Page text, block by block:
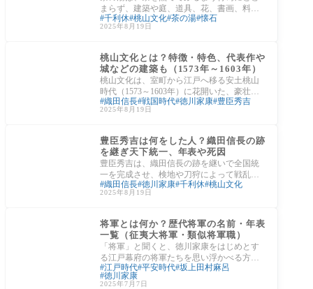
まらず、建築や庭、道具、花、書画、料
理、作法までを統合する日本独自の総合芸
術です。
千利休 桃山文化 茶の湯 懐石
2025年8月19日
桃山文化とは？特徴・特色、代表作や
城などの建築も（1573年～1603年）
桃山文化は、室町から江戸へ移る安土桃山
時代（1573～1603年）に花開いた、豪壮華
麗と国際性が交差する文化です。信長・秀
吉の統一
織田信長 戦国時代 徳川家康 豊臣秀吉
2025年8月19日
豊臣秀吉は何をした人？織田信長の跡
を継ぎ天下統一、年表や死因
豊臣秀吉は、織田信長の跡を継いで全国統
一を完成させ、検地や刀狩によって戦乱の
構造を断ち切った実務家の権力者です。本
記事で
織田信長 徳川家康 千利休 桃山文化
2025年8月19日
将軍とは何か？歴代将軍の名前・年表
一覧（征夷大将軍・類似将軍職）
「将軍」と聞くと、徳川家康をはじめとす
る江戸幕府の将軍たちを思い浮かべる方が
多いかもしれません。しかし、将軍という
役職は
江戸時代 平安時代 坂上田村麻呂
徳川家康
2025年7月7日